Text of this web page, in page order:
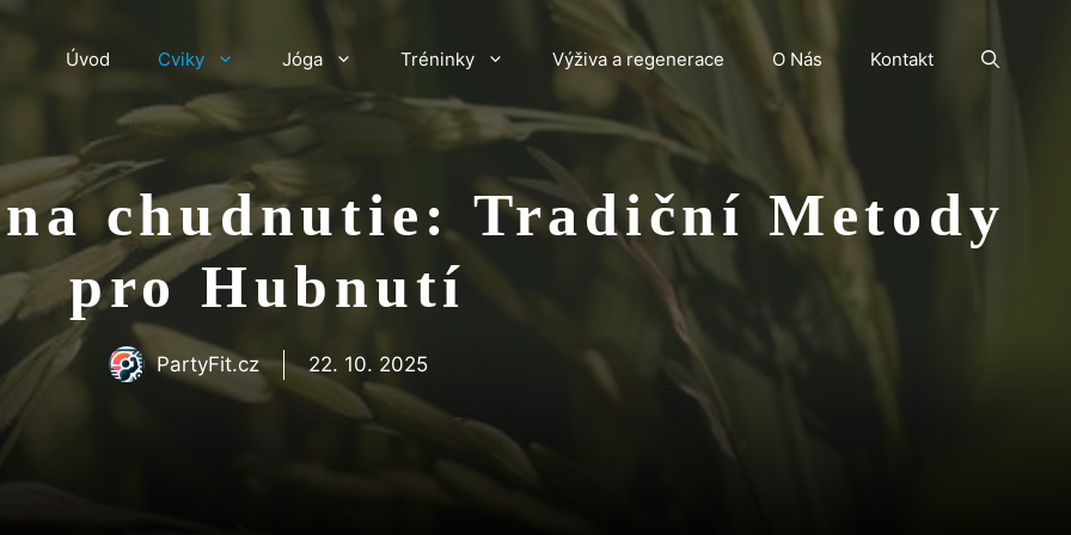
Úvod Cviky Jóga Tréninky Výživa a regenerace O Nás Kontakt
chudnutie: Tradiční Metody
pro Hubnutí
PartyFit.cz 22. 10. 2025